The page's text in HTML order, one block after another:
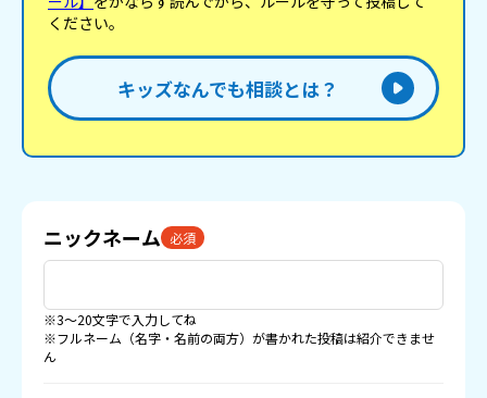
ください。
キッズなんでも相談とは？
ニックネーム 必須
※3〜20文字で入力してね
※フルネーム（名字・名前の両方）が書かれた投稿は紹介できませ
ん